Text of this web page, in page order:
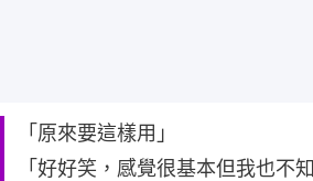
「原來要這樣用」
「好好笑，感覺很基本但我也不